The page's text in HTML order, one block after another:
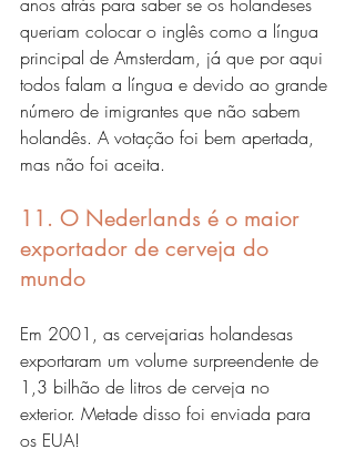
queriam colocar o inglês como a língua
principal de Amsterdam, já que por aqui
todos falam a língua e devido ao grande
número de imigrantes que não sabem
holandês. A votação foi bem apertada,
mas não foi aceita.
11. O Nederlands é o maior
exportador de cerveja do
mundo
Em 2001, as cervejarias holandesas
exportaram um volume surpreendente de
1,3 bilhão de litros de cerveja no
exterior. Metade disso foi enviada para
os EUA!